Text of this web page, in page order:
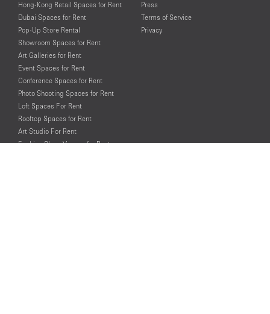
Hong-Kong Retail Spaces for Rent
Dubai Spaces for Rent
Pop-Up Store Rental
Showroom Spaces for Rent
Art Galleries for Rent
Event Spaces for Rent
Conference Spaces for Rent
Photo Shooting Spaces for Rent
Loft Spaces For Rent
Rooftop Spaces for Rent
Art Studio For Rent
Fashion Show Venues for Rent
Press
Terms of Service
Privacy